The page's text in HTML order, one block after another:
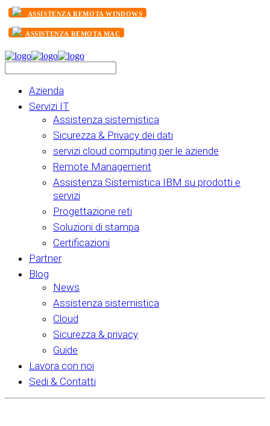
ASSISTENZA REMOTA WINDOWS
ASSISTENZA REMOTA MAC
Azienda
Servizi IT
Assistenza sistemistica
Sicurezza & Privacy dei dati
servizi cloud computing per le aziende
Remote Management
Assistenza Sistemistica IBM su prodotti e
servizi
Progettazione reti
Soluzioni di stampa
Certificazioni
Partner
Blog
News
Assistenza sistemistica
Cloud
Sicurezza & privacy
Guide
Lavora con noi
Sedi & Contatti